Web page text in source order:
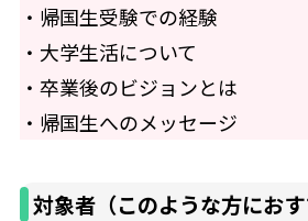
・帰国生受験での経験
・大学生活について
・卒業後のビジョンとは
・帰国生へのメッセージ
対象者（このような方におす